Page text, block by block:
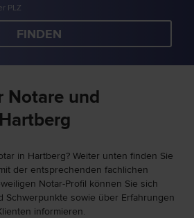
PLZ
Notare und
in Hartberg? Weiter unten finden Sie
der entsprechenden fachlichen
Notar-Profil können Sie sich
Schwerpunkte sowie über Erfahrungen
informieren.